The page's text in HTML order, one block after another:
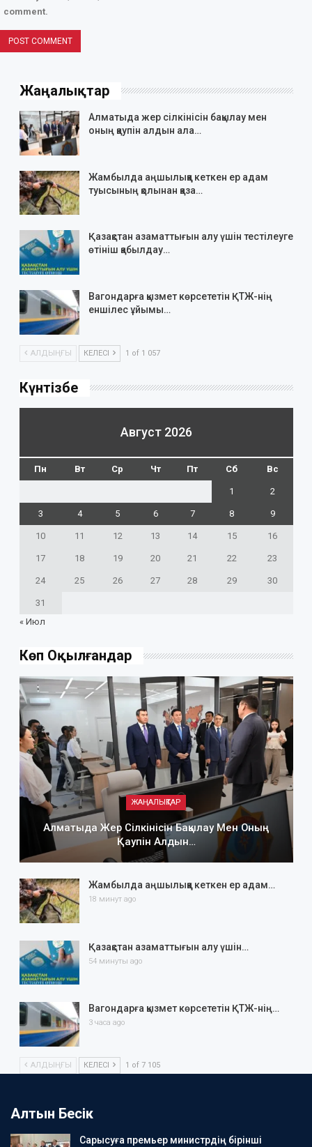
comment.
Жаңалықтар
Алматыда жер сілкінісін бақылау мен
оның қаупін алдын ала…
Жамбылда аңшылыққа кеткен ер адам
туысының қолынан қаза…
Қазақстан азаматтығын алу үшін тестілеуге
өтініш қабылдау…
Вагондарға қызмет көрсететін ҚТЖ-нің
еншілес ұйымы…
АЛДЫҢҒЫ КЕЛЕСІ 1 of 1 057
Күнтізбе
Август 2026
Пн Вт Ср Чт Пт Сб Вс
1 2
3 4 5 6 7 8 9
10 11 12 13 14 15 16
17 18 19 20 21 22 23
24 25 26 27 28 29 30
31
« Июл
Көп Оқылғандар
ЖАҢАЛЫҚТАР
Алматыда Жер Сілкінісін Бақылау Мен Оның
Қаупін Алдын…
Жамбылда аңшылыққа кеткен ер адам…
18 минут ago
Қазақстан азаматтығын алу үшін…
54 минуты ago
Вагондарға қызмет көрсететін ҚТЖ-нің…
3 часа ago
АЛДЫҢҒЫ КЕЛЕСІ 1 of 7 105
Алтын Бесік
Сарысуға премьер министрдің бірінші